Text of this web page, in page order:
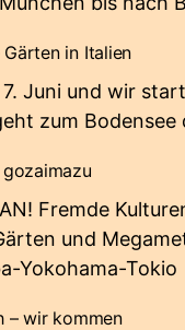
in Italien
Juni und wir
zum
Fremde
und
Yokohama-Tokio
– wir kommen